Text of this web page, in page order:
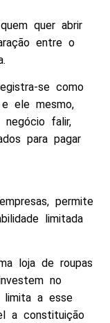
quer abrir
entre o
se como
e ele mesmo,
falir,
para pagar
permite
limitada
loja de roupas
no
limita a esse
a constituição